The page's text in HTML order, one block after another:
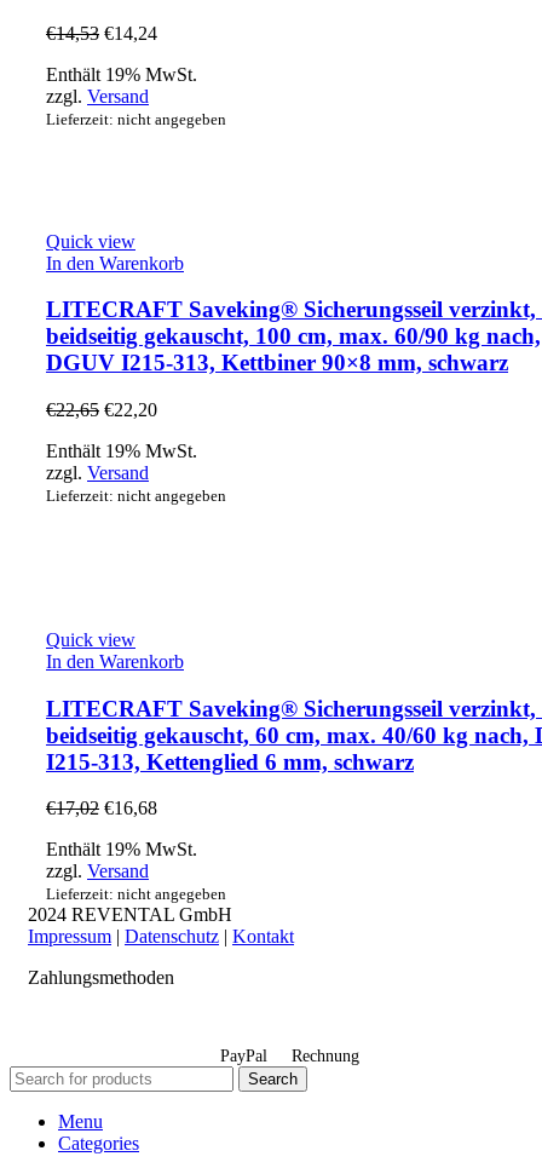
€14,53 €14,24
Enthält 19% MwSt.
zzgl. Versand
Lieferzeit: nicht angegeben
Quick view
In den Warenkorb
LITECRAFT Saveking® Sicherungsseil verzinkt,
beidseitig gekauscht, 100 cm, max. 60/90 kg nach,
DGUV I215-313, Kettbiner 90×8 mm, schwarz
€22,65 €22,20
Enthält 19% MwSt.
zzgl. Versand
Lieferzeit: nicht angegeben
Quick view
In den Warenkorb
LITECRAFT Saveking® Sicherungsseil verzinkt,
beidseitig gekauscht, 60 cm, max. 40/60 kg nach,
I215-313, Kettenglied 6 mm, schwarz
€17,02 €16,68
Enthält 19% MwSt.
zzgl. Versand
Lieferzeit: nicht angegeben
2024 REVENTAL GmbH
Impressum | Datenschutz | Kontakt
Zahlungsmethoden
PayPal Rechnung
Search
Menu
Categories